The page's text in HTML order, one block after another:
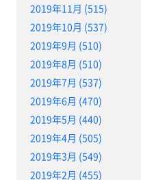
2019年11月 (515)
2019年10月 (537)
2019年9月 (510)
2019年8月 (510)
2019年7月 (537)
2019年6月 (470)
2019年5月 (440)
2019年4月 (505)
2019年3月 (549)
2019年2月 (455)